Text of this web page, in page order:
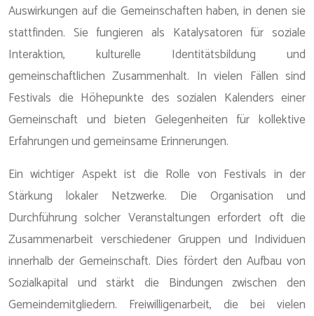
Auswirkungen auf die Gemeinschaften haben, in denen sie
stattfinden. Sie fungieren als Katalysatoren für soziale
Interaktion, kulturelle Identitätsbildung und
gemeinschaftlichen Zusammenhalt. In vielen Fällen sind
Festivals die Höhepunkte des sozialen Kalenders einer
Gemeinschaft und bieten Gelegenheiten für kollektive
Erfahrungen und gemeinsame Erinnerungen.
Ein wichtiger Aspekt ist die Rolle von Festivals in der
Stärkung lokaler Netzwerke. Die Organisation und
Durchführung solcher Veranstaltungen erfordert oft die
Zusammenarbeit verschiedener Gruppen und Individuen
innerhalb der Gemeinschaft. Dies fördert den Aufbau von
Sozialkapital und stärkt die Bindungen zwischen den
Gemeindemitgliedern. Freiwilligenarbeit, die bei vielen